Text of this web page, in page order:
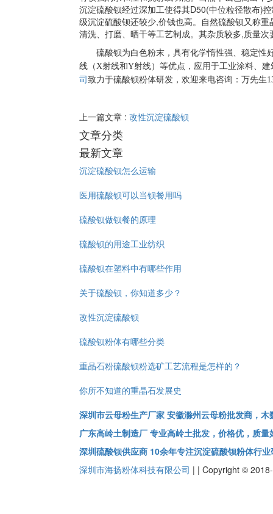
沉淀硫酸钡经过深加工使得其D50(中位粒径散布)
级沉淀硫酸钡还较少,价钱也高。自然硫酸钡又称
清洗、打磨、晒干等工艺制成。其杂质较多,质量次
硫酸钡为白色粉末，具有化学惰性强、稳定性
线（X射线和Y射线）等优点，应用于工业涂料、
司 致力于硫酸钡粉体研发，欢迎来电咨询：万先生
上一篇文章 : 改性沉淀硫酸钡
文章分类
最新文章
沉淀硫酸钡怎么运输
医用硫酸钡可以当钡餐用吗
硫酸钡做钡餐的原理
硫酸钡的用途工业纺织
硫酸钡在塑料中有哪些作用
关于硫酸钡，你知道多少？
改性沉淀硫酸钡
硫酸钡粉体有哪些分类
重晶石粉硫酸钡粉选矿工艺流程是怎样的？
你所不知道的重晶石发展史
深圳市云母粉生产厂家 安徽滁州云母粉批发商，
广东高岭土制造厂 专业高岭土批发，价格优，质
深圳硫酸钡供应商 10余年专注沉淀硫酸钡粉体行
深圳市海扬粉体科技有限公司 | | Copyright ©